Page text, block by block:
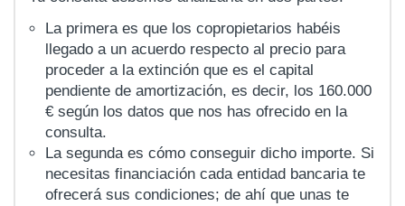
La primera es que los copropietarios habéis
llegado a un acuerdo respecto al precio para
proceder a la extinción que es el capital
pendiente de amortización, es decir, los 160.000
€ según los datos que nos has ofrecido en la
consulta.
La segunda es cómo conseguir dicho importe. Si
necesitas financiación cada entidad bancaria te
ofrecerá sus condiciones; de ahí que unas te